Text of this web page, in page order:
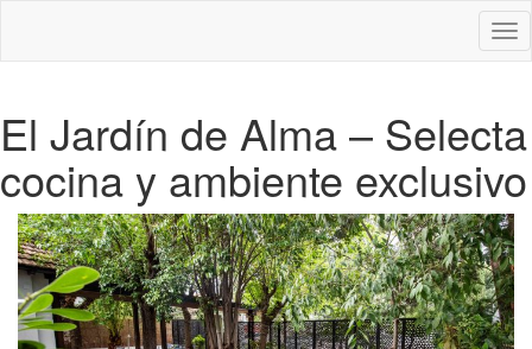
El Jardín de Alma – Selecta
cocina y ambiente exclusivo